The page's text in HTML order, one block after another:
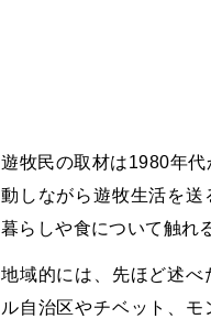
遊牧民の取材は1980年
動しながら遊牧生活を送
暮らしや食について触れ
地域的には、先ほど述
ル自治区やチベット、